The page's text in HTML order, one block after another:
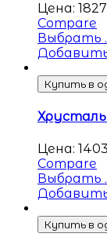
Цена:
Compare
Выбрать
Купить в
Цена:
Compare
Выбрать
Купить в